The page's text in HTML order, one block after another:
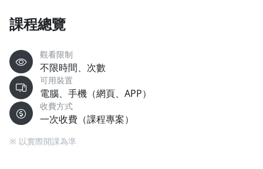
課程總覽
觀看限制
不限時間、次數
可用裝置
電腦、手機（網頁、APP）
收費方式
一次收費（課程專案）
※ 以實際開課為準